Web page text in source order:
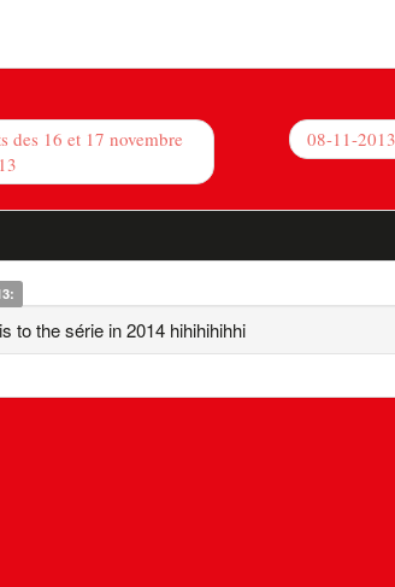
16 et 17 novembre
08-11-
to the série in 2014 hihihihihhi